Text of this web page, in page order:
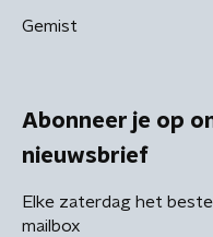
Gemist
Abonneer je op
nieuwsbrief
Elke zaterdag het
mailbox